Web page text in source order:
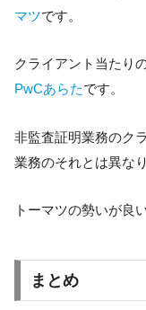
マツです。
クライアント当たり
PwCあらたです。
非監査証明業務のク
業務のそれとは異な
トーマツの勢いが良
まとめ